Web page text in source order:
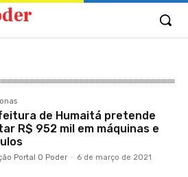
de Humaitá pretende
R$ 952 mil em máquinas e
Portal O Poder - 6 de março de 2021